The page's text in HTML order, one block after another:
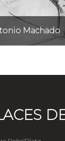
Machado